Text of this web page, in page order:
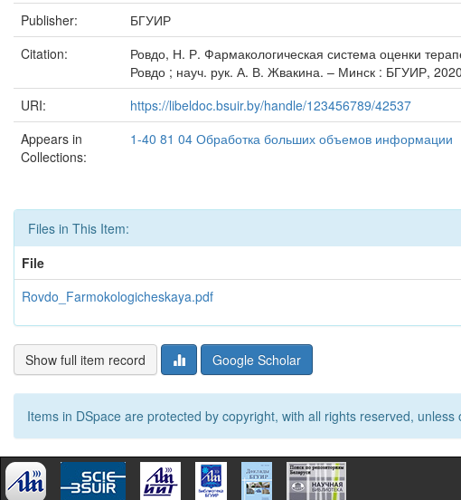
Publisher:
БГУИР
Citation:
Ровдо, Н. Р. Фармакологическая система оценки
Ровдо ; науч. рук. А. В. Жвакина. – Минск : БГУИР,
URI:
https://libeldoc.bsuir.by/handle/123456789/42537
Appears in
Collections:
1-40 81 04 Обработка больших объемов информации
Files in This Item:
File
Rovdo_Farmokologicheskaya.pdf
Show full item record Google Scholar
Items in DSpace are protected by copyright, with all rights reserved, unless